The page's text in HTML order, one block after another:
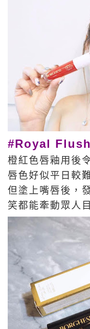
#Royal
橙紅色唇釉用後
唇色好似平日較
但塗上嘴唇後，
笑都能牽動眾人